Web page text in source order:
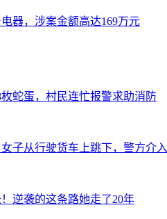
器，涉案金额高达169万元
蛇蛋，村民连忙报警求助消防
子从行驶货车上跳下，警方介入
逆袭的这条路她走了20年